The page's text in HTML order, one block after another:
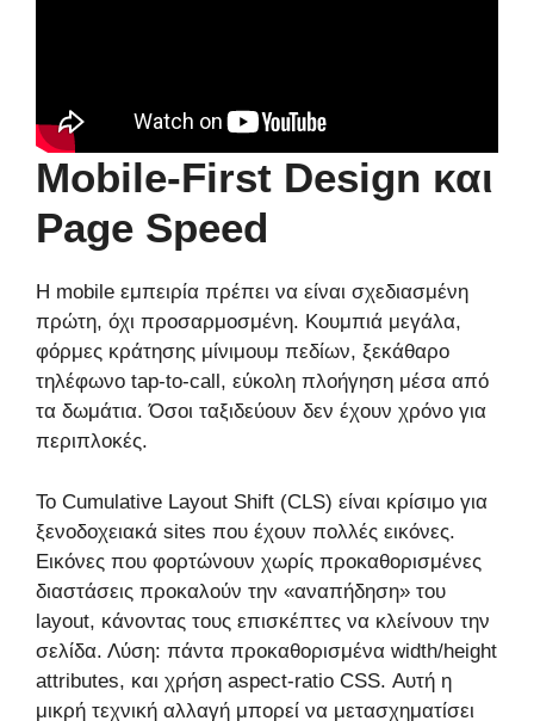
Mobile-First Design και
Page Speed
Η mobile εμπειρία πρέπει να είναι σχεδιασμένη
πρώτη, όχι προσαρμοσμένη. Κουμπιά μεγάλα,
φόρμες κράτησης μίνιμουμ πεδίων, ξεκάθαρο
τηλέφωνο tap-to-call, εύκολη πλοήγηση μέσα από
τα δωμάτια. Όσοι ταξιδεύουν δεν έχουν χρόνο για
περιπλοκές.
Το Cumulative Layout Shift (CLS) είναι κρίσιμο για
ξενοδοχειακά sites που έχουν πολλές εικόνες.
Εικόνες που φορτώνουν χωρίς προκαθορισμένες
διαστάσεις προκαλούν την «αναπήδηση» του
layout, κάνοντας τους επισκέπτες να κλείνουν την
σελίδα. Λύση: πάντα προκαθορισμένα width/height
attributes, και χρήση aspect-ratio CSS. Αυτή η
μικρή τεχνική αλλαγή μπορεί να μετασχηματίσει